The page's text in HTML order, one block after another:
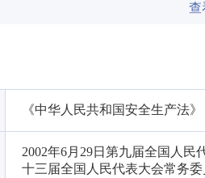
查
《中华人民共和国安全生产法》
2002年6月29日第九届全国人民
十三届全国人民代表大会常务